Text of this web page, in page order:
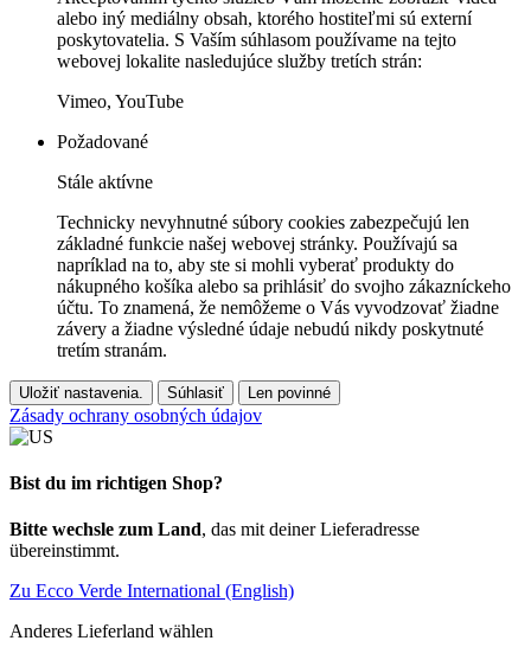
alebo iný mediálny obsah, ktorého hostiteľmi sú externí
poskytovatelia. S Vaším súhlasom používame na tejto
webovej lokalite nasledujúce služby tretích strán:
Vimeo, YouTube
Požadované
Stále aktívne
Technicky nevyhnutné súbory cookies zabezpečujú len
základné funkcie našej webovej stránky. Používajú sa
napríklad na to, aby ste si mohli vyberať produkty do
nákupného košíka alebo sa prihlásiť do svojho zákazníckeho
účtu. To znamená, že nemôžeme o Vás vyvodzovať žiadne
závery a žiadne výsledné údaje nebudú nikdy poskytnuté
tretím stranám.
Uložiť nastavenia. Súhlasiť Len povinné
Zásady ochrany osobných údajov
Bist du im richtigen Shop?
Bitte wechsle zum Land, das mit deiner Lieferadresse
übereinstimmt.
Zu Ecco Verde International (English)
Anderes Lieferland wählen